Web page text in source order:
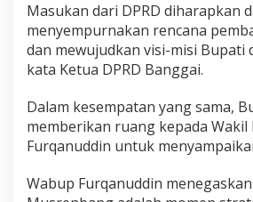
Masukan dari DPRD diharapkan
menyempurnakan rencana
dan mewujudkan visi-misi Bupati
kata Ketua DPRD Banggai.
Dalam kesempatan yang sama,
memberikan ruang kepada Wakil
Furqanuddin untuk
Wabup Furqanuddin